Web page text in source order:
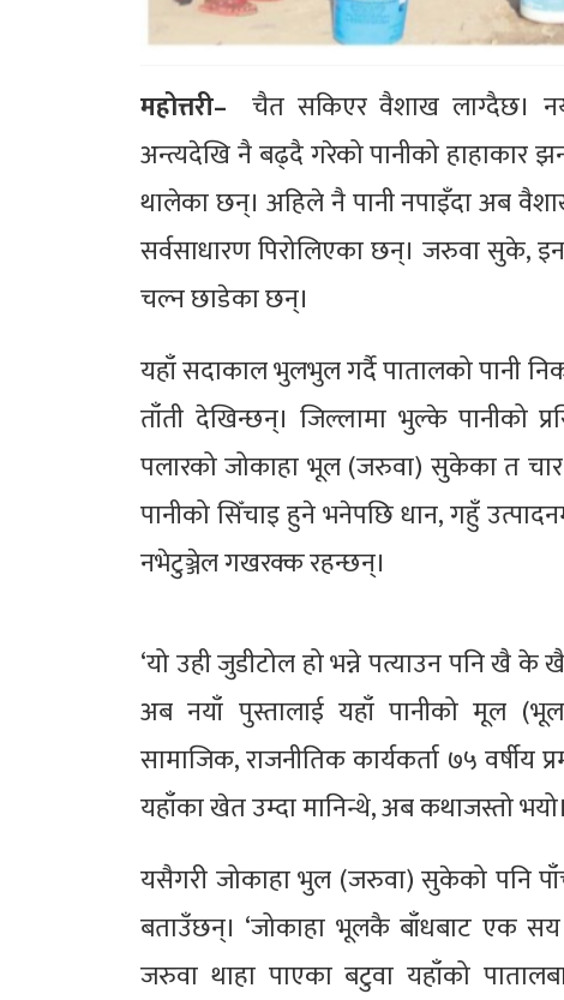
महोत्तरी– चैत सकिएर वैशाख लाग्दैछ।
अन्त्यदेखि नै बढ्दै गरेको पानीको हाहाकार
थालेका छन्। अहिले नै पानी नपाइँदा अब
सर्वसाधारण पिरोलिएका छन्। जरुवा सुके,
चल्न छाडेका छन्।
यहाँ सदाकाल भुलभुल गर्दै पातालको पानी
ताँती देखिन्छन्। जिल्लामा भुल्के पानीको
पलारको जोकाहा भूल (जरुवा) सुकेका त
पानीको सिँचाइ हुने भनेपछि धान, गहुँ
नभेटुञ्जेल गखरक्क रहन्छन्।
‘यो उही जुडीटोल हो भन्ने पत्याउन पनि खै
अब नयाँ पुस्तालाई यहाँ पानीको मूल
सामाजिक, राजनीतिक कार्यकर्ता ७५
यहाँका खेत उम्दा मानिन्थे, अब कथाजस्तो
यसैगरी जोकाहा भुल (जरुवा) सुकेको पनि
बताउँछन्। ‘जोकाहा भूलकै बाँधबाट एक सय
जरुवा थाहा पाएका बटुवा यहाँको